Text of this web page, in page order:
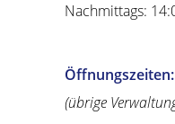
Nachmittags:
Öffnungszeiten:
(übrige